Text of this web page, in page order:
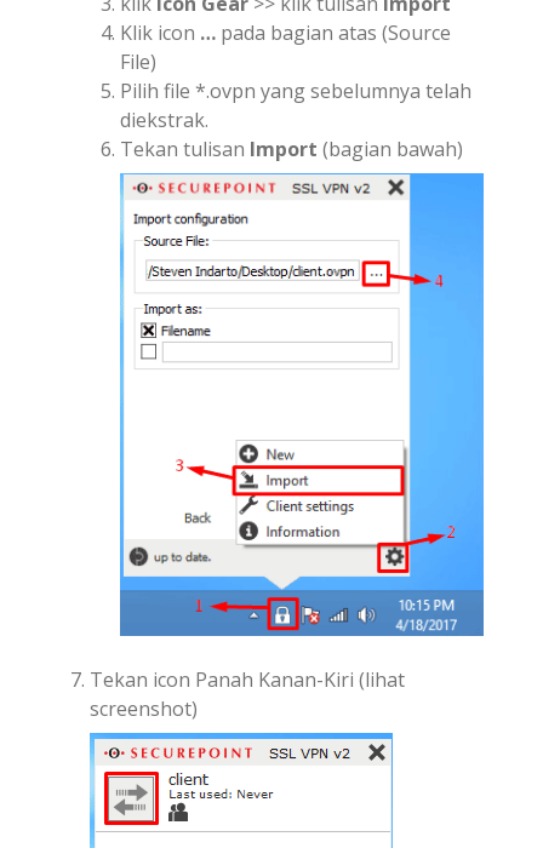
Klik icon … pada bagian atas (Source
File)
Pilih file *.ovpn yang sebelumnya telah
diekstrak.
Tekan tulisan Import (bagian bawah)
Tekan icon Panah Kanan-Kiri (lihat
screenshot)